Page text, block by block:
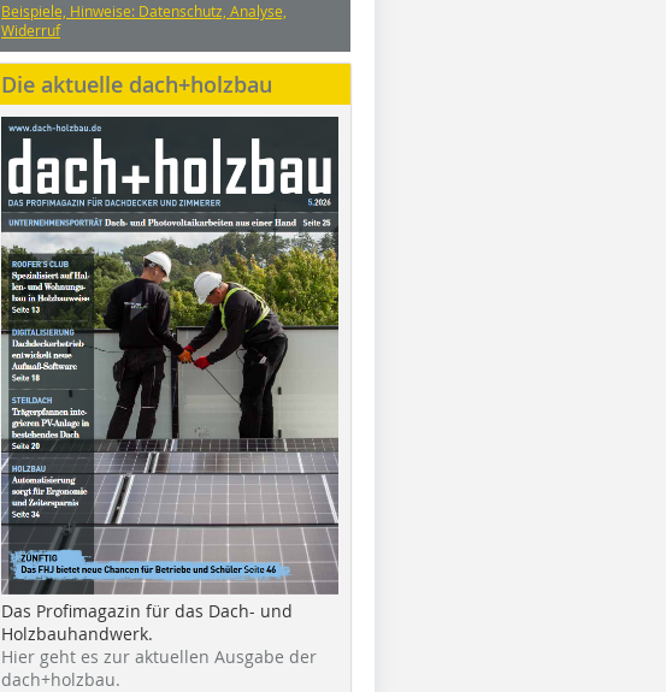
Beispiele, Hinweise: Datenschutz, Analyse,
Widerruf
Die aktuelle dach+holzbau
Das Profimagazin für das Dach- und
Holzbauhandwerk.
Hier geht es zur aktuellen Ausgabe der
dach+holzbau.